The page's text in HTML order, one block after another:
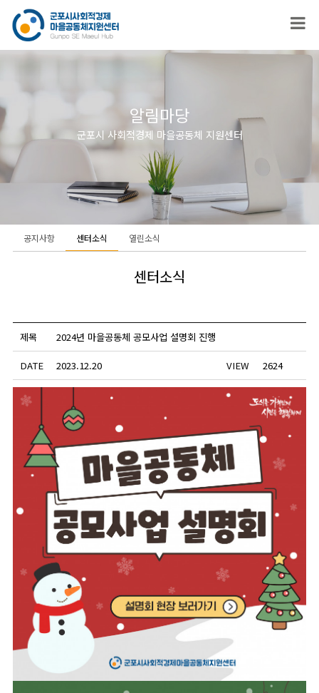
알림마당
군포시 사회적경제 마을공동체 지원센터
공지사항 센터소식 열린소식
센터소식
제목 2024년 마을공동체 공모사업 설명회 진행
DATE 2023.12.20 VIEW 2624